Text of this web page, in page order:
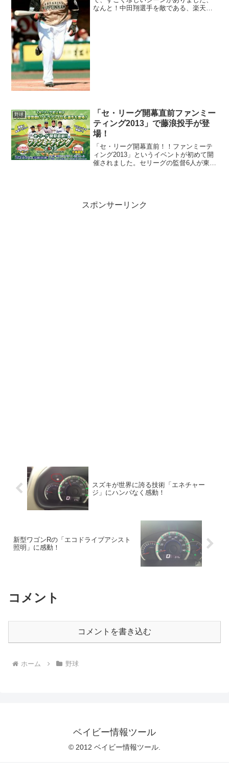
なんと！中田翔選手を敵である、楽天フ
野球
「セ・リーグ開幕直前ファンミー
ティング2013」で藤浪投手が登
場！
「セ・リーグ開幕直前！！ファンミーテ
ィング2013」というイベントが初めて開
催されました。セリーグの監督6人が東京
スポンサーリンク
スズキが世界に誇る技術「エネチャー
ジ」にハンパなく感動！
新型ワゴンRの「エコドライブアシスト
照明」に感動！
コメント
コメントを書き込む
ホーム 野球
ベイビー情報ツール
© 2012 ベイビー情報ツール.